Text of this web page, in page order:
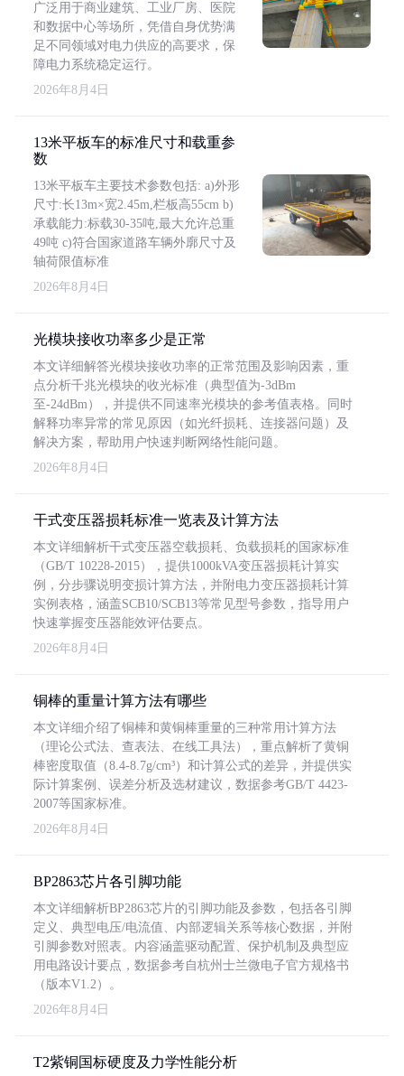
广泛用于商业建筑、工业厂房、医院
和数据中心等场所，凭借自身优势满
足不同领域对电力供应的高要求，保
障电力系统稳定运行。
2026年8月4日
13米平板车的标准尺寸和载重参
数
13米平板车主要技术参数包括: a)外形
尺寸:长13m×宽2.45m,栏板高55cm b)
承载能力:标载30-35吨,最大允许总重
49吨 c)符合国家道路车辆外廓尺寸及
轴荷限值标准
2026年8月4日
光模块接收功率多少是正常
本文详细解答光模块接收功率的正常范围及影响因素，重
点分析千兆光模块的收光标准（典型值为-3dBm
至-24dBm），并提供不同速率光模块的参考值表格。同时
解释功率异常的常见原因（如光纤损耗、连接器问题）及
解决方案，帮助用户快速判断网络性能问题。
2026年8月4日
干式变压器损耗标准一览表及计算方法
本文详细解析干式变压器空载损耗、负载损耗的国家标准
（GB/T 10228-2015），提供1000kVA变压器损耗计算实
例，分步骤说明变损计算方法，并附电力变压器损耗计算
实例表格，涵盖SCB10/SCB13等常见型号参数，指导用户
快速掌握变压器能效评估要点。
2026年8月4日
铜棒的重量计算方法有哪些
本文详细介绍了铜棒和黄铜棒重量的三种常用计算方法
（理论公式法、查表法、在线工具法），重点解析了黄铜
棒密度取值（8.4-8.7g/cm³）和计算公式的差异，并提供实
际计算案例、误差分析及选材建议，数据参考GB/T 4423-
2007等国家标准。
2026年8月4日
BP2863芯片各引脚功能
本文详细解析BP2863芯片的引脚功能及参数，包括各引脚
定义、典型电压/电流值、内部逻辑关系等核心数据，并附
引脚参数对照表。内容涵盖驱动配置、保护机制及典型应
用电路设计要点，数据参考自杭州士兰微电子官方规格书
（版本V1.2）。
2026年8月4日
T2紫铜国标硬度及力学性能分析